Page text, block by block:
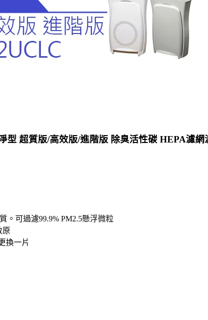
型 超質版/高效版/進階版 除臭活性碳 HEPA
。可過濾99.9% PM2.5懸浮微粒
原
換一片